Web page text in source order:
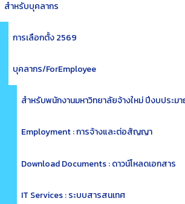
สำหรับบุคลากร
การเลือกตั้ง 2569
บุคลากร/ForEmployee
สำหรับพนักงานมหาวิทยาลัยจ้างใหม่ ปีงบประม
Employment : การจ้างและต่อสัญญา
Download Documents : ดาวน์โหลดเอกสาร
IT Services : ระบบสารสนเทศ